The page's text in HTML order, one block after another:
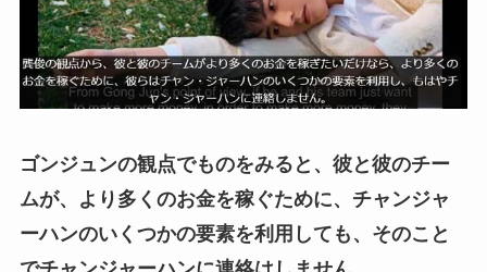
ゴンジュンの観点でものをみると、彼と彼のチー
ムが、より多くのお金を稼ぐために、チャンジャ
ーハンのいくつかの要素を利用しても、そのこと